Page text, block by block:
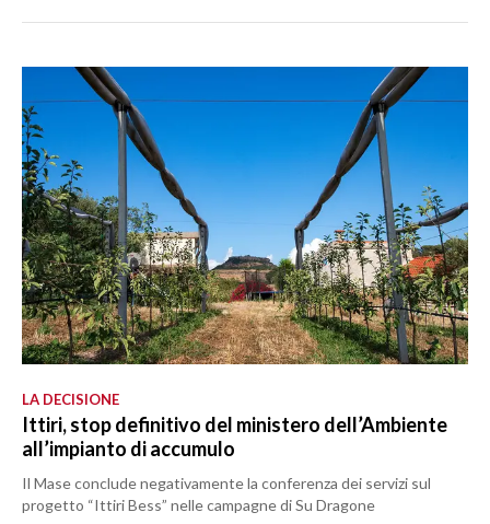
LA DECISIONE
Ittiri, stop definitivo del ministero dell’Ambiente
all’impianto di accumulo
Il Mase conclude negativamente la conferenza dei servizi sul
progetto “Ittiri Bess” nelle campagne di Su Dragone